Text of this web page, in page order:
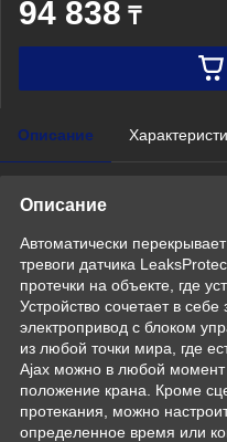
94 838 ₸
Описание
Описание
Автоматически
тревоги датчика
протечки на объекте, где
Устройство сочетает в
электропривод с блоком
из любой точки мира, где
Ajax можно в любой момент
положение крана. Кроме
протекания, можно
определенное время или